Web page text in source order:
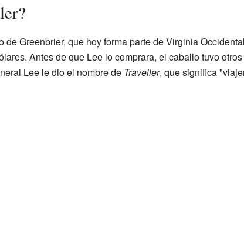
de Greenbrier, que hoy forma parte de Virginia
Antes de que Lee lo comprara, el caballo tuvo
Lee le dio el nombre de Traveller, que significa